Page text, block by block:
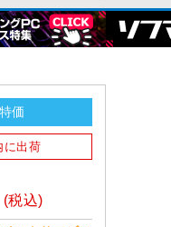
価
に出荷
(税込)